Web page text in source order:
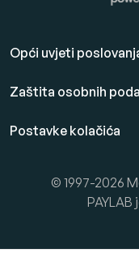
Opći uvjeti
Zaštita osobnih
Postavke kolačića
© 1997-2026
PAYLAB